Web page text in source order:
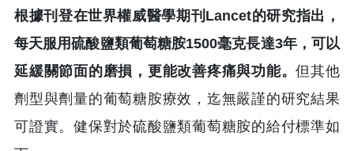
根據刊登在世界權威醫學期刊Lancet的研究指出，
每天服用硫酸鹽類葡萄糖胺1500毫克長達3年，可以
延緩關節面的磨損，更能改善疼痛與功能。但其他
劑型與劑量的葡萄糖胺療效，迄無嚴謹的研究結果
可證實。健保對於硫酸鹽類葡萄糖胺的給付標準如